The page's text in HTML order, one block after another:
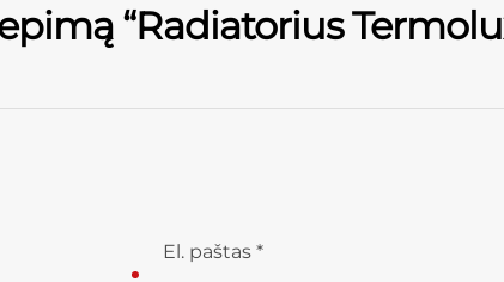
“Radiatorius
El. paštas *